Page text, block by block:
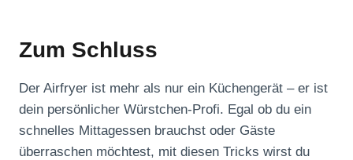
Zum Schluss
Der Airfryer ist mehr als nur ein Küchengerät – er ist
dein persönlicher Würstchen-Profi. Egal ob du ein
schnelles Mittagessen brauchst oder Gäste
überraschen möchtest, mit diesen Tricks wirst du